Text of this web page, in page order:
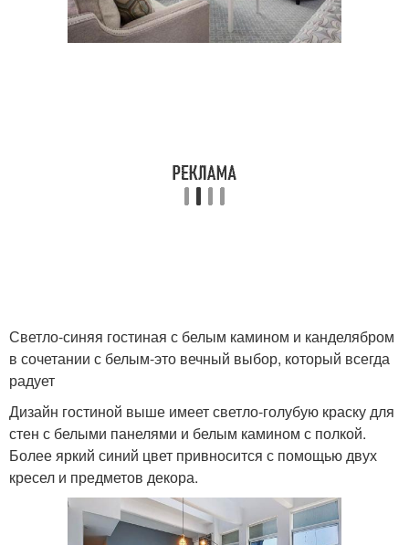
Светло-синяя гостиная с белым камином и канделябром
в сочетании с белым-это вечный выбор, который всегда
радует
Дизайн гостиной выше имеет светло-голубую краску для
стен с белыми панелями и белым камином с полкой.
Более яркий синий цвет привносится с помощью двух
кресел и предметов декора.